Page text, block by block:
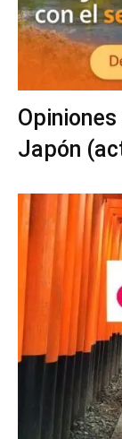
Japón